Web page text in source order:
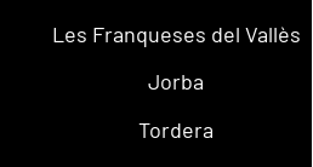
Les Franqueses del Vallès
Jorba
Tordera